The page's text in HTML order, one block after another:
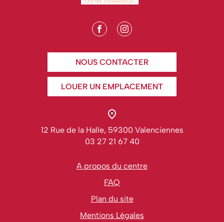
NOUS CONTACTER
LOUER UN EMPLACEMENT
12 Rue de la Halle, 59300 Valenciennes
03 27 21 67 40
A propos du centre
FAQ
Plan du site
Mentions Légales